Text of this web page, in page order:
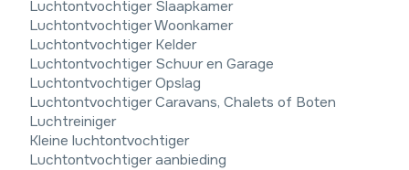
Luchtontvochtiger Slaapkamer
Luchtontvochtiger Woonkamer
Luchtontvochtiger Kelder
Luchtontvochtiger Schuur en Garage
Luchtontvochtiger Opslag
Luchtontvochtiger Caravans, Chalets of Boten
Luchtreiniger
Kleine luchtontvochtiger
Luchtontvochtiger aanbieding